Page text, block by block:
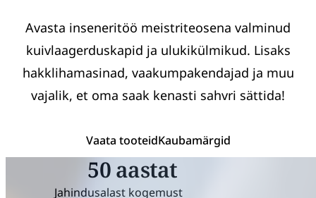
Avasta inseneritöö meistriteosena valminud
kuivlaagerduskapid ja ulukikülmikud. Lisaks
hakklihamasinad, vaakumpakendajad ja muu
vajalik, et oma saak kenasti sahvri sättida!
Vaata tooteidKaubamärgid
Jahindusalast kogemust
50 aastat